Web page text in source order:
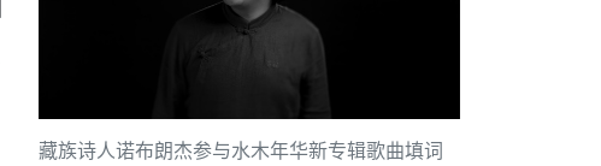
藏族诗人诺布朗杰参与水木年华新专辑歌曲填词